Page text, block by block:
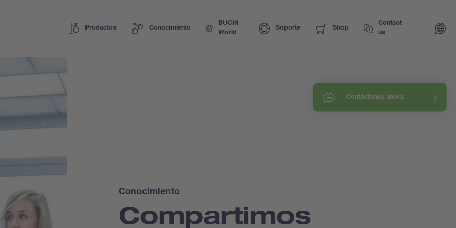
Productos Conocimiento
BUCHI
World
Soporte Shop
Contact
us
Contáctenos ahora
Conocimiento
Compartimos